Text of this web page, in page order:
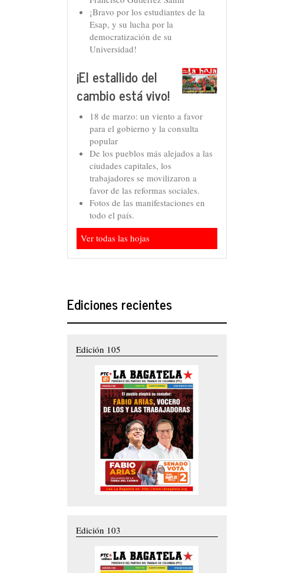
¡Bravo por los estudiantes de la
Esap, y su lucha por la
democratización de su
Universidad!
¡El estallido del
cambio está vivo!
18 de marzo: un viento a favor
para el gobierno y la consulta
popular
De los pueblos más alejados a las
ciudades capitales, los
trabajadores se movilizaron a
favor de las reformas sociales.
Fotos de las manifestaciones en
todo el país.
Ver todas las hojas
Ediciones recientes
Edición 105
Edición 103